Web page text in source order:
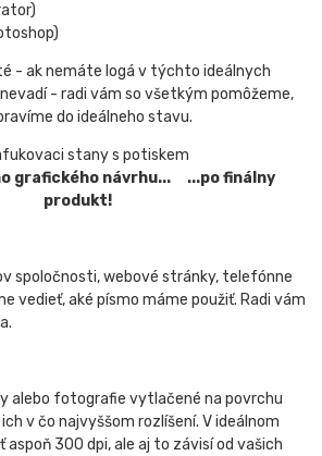
- ak nemáte logá v týchto ideálnych
- radi vám so všetkým pomôžeme,
do ideálneho stavu.
grafického návrhu... ...po finálny
produkt!
spoločnosti, webové stránky, telefónne
vedieť, aké písmo máme použiť. Radi vám
alebo fotografie vytlačené na povrchu
v čo najvyššom rozlíšení. V ideálnom
aspoň 300 dpi, ale aj to závisí od vašich